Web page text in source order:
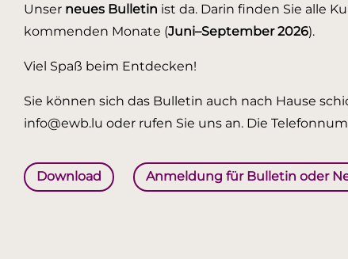
Unser neues Bulletin ist da. Darin finden Sie alle
kommenden Monate (Juni–September 2026).
Viel Spaß beim Entdecken!
Sie können sich das Bulletin auch nach Hause
info@ewb.lu oder rufen Sie uns an. Die
Download Anmeldung für Bulletin oder